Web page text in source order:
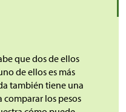
que dos de ellos
de ellos es más
también tiene una
comparar los pesos